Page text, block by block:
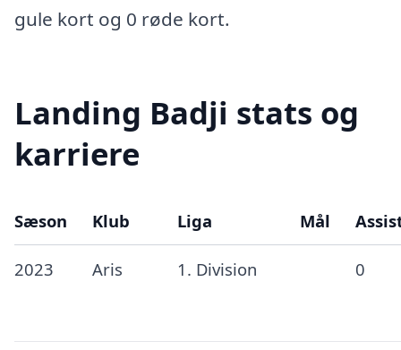
gule kort og 0 røde kort.
Landing Badji stats og
karriere
Sæson Klub Liga Mål
2023 Aris 1. Division 0